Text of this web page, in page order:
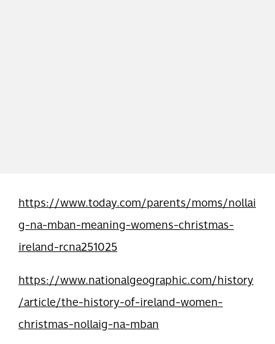
https://www.today.com/parents/moms/nollai
g-na-mban-meaning-womens-christmas-
ireland-rcna251025
https://www.nationalgeographic.com/history
/article/the-history-of-ireland-women-
christmas-nollaig-na-mban